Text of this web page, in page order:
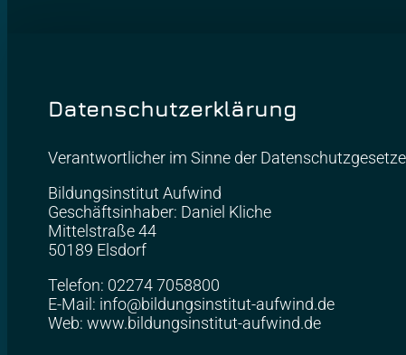
Datenschutzerklärung
Verantwortlicher im Sinne der
Bildungsinstitut Aufwind
Geschäftsinhaber: Daniel Kliche
Mittelstraße 44
50189 Elsdorf
Telefon: 02274 7058800
E-Mail: info@bildungsinstitut-aufwind.de
Web: www.bildungsinstitut-aufwind.de